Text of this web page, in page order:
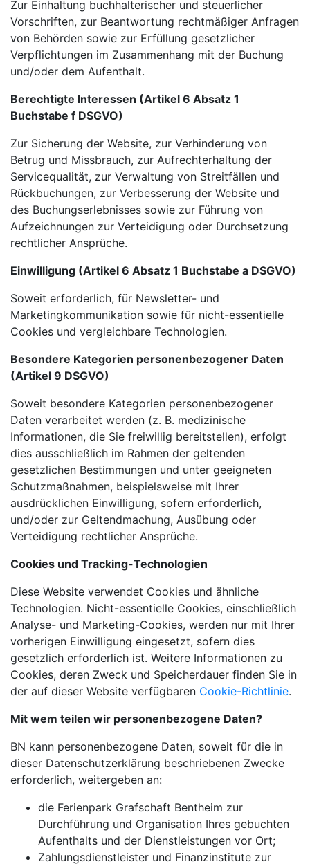
Zur Einhaltung buchhalterischer und steuerlicher
Vorschriften, zur Beantwortung rechtmäßiger Anfragen
von Behörden sowie zur Erfüllung gesetzlicher
Verpflichtungen im Zusammenhang mit der Buchung
und/oder dem Aufenthalt.
Berechtigte Interessen (Artikel 6 Absatz 1
Buchstabe f DSGVO)
Zur Sicherung der Website, zur Verhinderung von
Betrug und Missbrauch, zur Aufrechterhaltung der
Servicequalität, zur Verwaltung von Streitfällen und
Rückbuchungen, zur Verbesserung der Website und
des Buchungserlebnisses sowie zur Führung von
Aufzeichnungen zur Verteidigung oder Durchsetzung
rechtlicher Ansprüche.
Einwilligung (Artikel 6 Absatz 1 Buchstabe a DSGVO)
Soweit erforderlich, für Newsletter- und
Marketingkommunikation sowie für nicht-essentielle
Cookies und vergleichbare Technologien.
Besondere Kategorien personenbezogener Daten
(Artikel 9 DSGVO)
Soweit besondere Kategorien personenbezogener
Daten verarbeitet werden (z. B. medizinische
Informationen, die Sie freiwillig bereitstellen), erfolgt
dies ausschließlich im Rahmen der geltenden
gesetzlichen Bestimmungen und unter geeigneten
Schutzmaßnahmen, beispielsweise mit Ihrer
ausdrücklichen Einwilligung, sofern erforderlich,
und/oder zur Geltendmachung, Ausübung oder
Verteidigung rechtlicher Ansprüche.
Cookies und Tracking-Technologien
Diese Website verwendet Cookies und ähnliche
Technologien. Nicht-essentielle Cookies, einschließlich
Analyse- und Marketing-Cookies, werden nur mit Ihrer
vorherigen Einwilligung eingesetzt, sofern dies
gesetzlich erforderlich ist. Weitere Informationen zu
Cookies, deren Zweck und Speicherdauer finden Sie in
der auf dieser Website verfügbaren Cookie-Richtlinie.
Mit wem teilen wir personenbezogene Daten?
BN kann personenbezogene Daten, soweit für die in
dieser Datenschutzerklärung beschriebenen Zwecke
erforderlich, weitergeben an:
die Ferienpark Grafschaft Bentheim zur
Durchführung und Organisation Ihres gebuchten
Aufenthalts und der Dienstleistungen vor Ort;
Zahlungsdienstleister und Finanzinstitute zur